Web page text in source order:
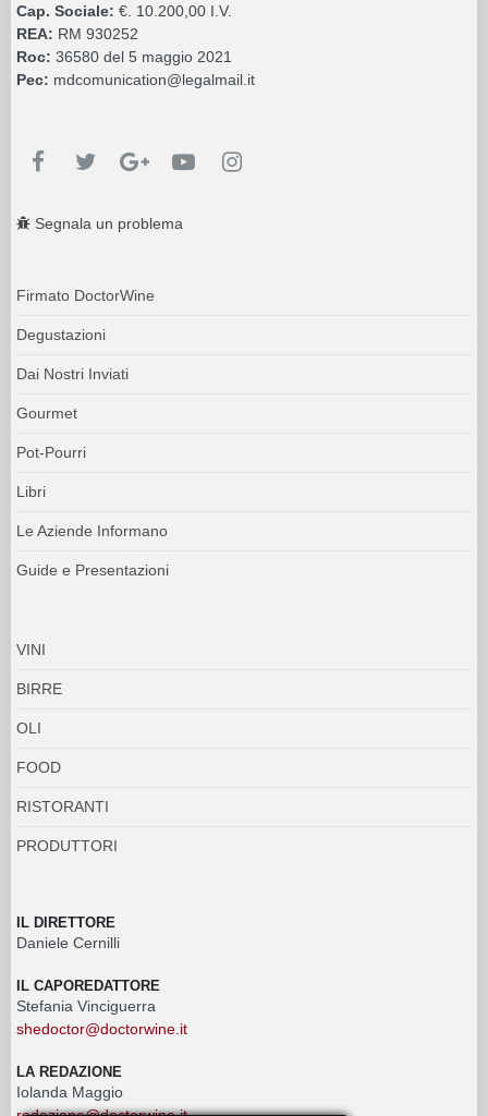
Cap. Sociale: €. 10.200,00 I.V.
REA: RM 930252
Roc: 36580 del 5 maggio 2021
Pec: mdcomunication@legalmail.it
Segnala un problema
Firmato DoctorWine
Degustazioni
Dai Nostri Inviati
Gourmet
Pot-Pourri
Libri
Le Aziende Informano
Guide e Presentazioni
VINI
BIRRE
OLI
FOOD
RISTORANTI
PRODUTTORI
IL DIRETTORE
Daniele Cernilli
IL CAPOREDATTORE
Stefania Vinciguerra
shedoctor@doctorwine.it
LA REDAZIONE
Iolanda Maggio